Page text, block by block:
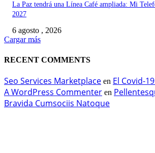
La Paz tendrá una Línea Café ampliada: Mi
2027
6 agosto , 2026
Cargar más
RECENT COMMENTS
Seo Services Marketplace en El Covid-
A WordPress Commenter en
Bravida Cumsociis Natoque